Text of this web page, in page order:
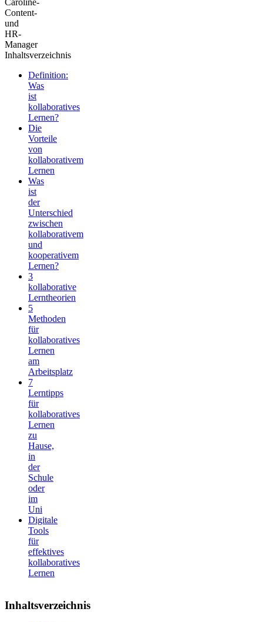
Caroline-
Content-
und
HR-
Manager
Inhaltsverzeichnis
Definition:
Was
ist
kollaboratives
Lernen?
Die
Vorteile
von
kollaborativem
Lernen
Was
ist
der
Unterschied
zwischen
kollaborativem
und
kooperativem
Lernen?
3
kollaborative
Lerntheorien
5
Methoden
für
kollaboratives
Lernen
am
Arbeitsplatz
7
Lerntipps
für
kollaboratives
Lernen
zu
Hause,
in
der
Schule
oder
im
Uni
Digitale
Tools
für
effektives
kollaboratives
Lernen
Inhaltsverzeichnis